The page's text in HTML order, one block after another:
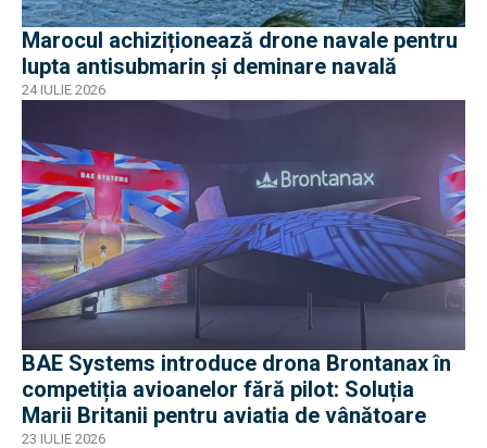
Marocul achiziționează drone navale pentru
lupta antisubmarin și deminare navală
24 IULIE 2026
BAE Systems introduce drona Brontanax în
competiția avioanelor fără pilot: Soluția
Marii Britanii pentru aviatia de vânătoare
23 IULIE 2026